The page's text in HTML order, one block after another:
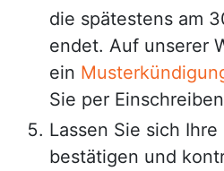
die spätestens am
endet. Auf unserer
ein
Sie per
Lassen Sie sich
bestätigen und